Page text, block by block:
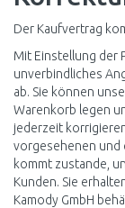
Der Kaufvertrag
Mit Einstellung der
unverbindliches
ab. Sie können
Warenkorb legen
jederzeit
vorgesehenen und
kommt zustande,
Kunden. Sie
Kamody GmbH